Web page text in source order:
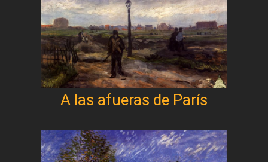
A las afueras de París